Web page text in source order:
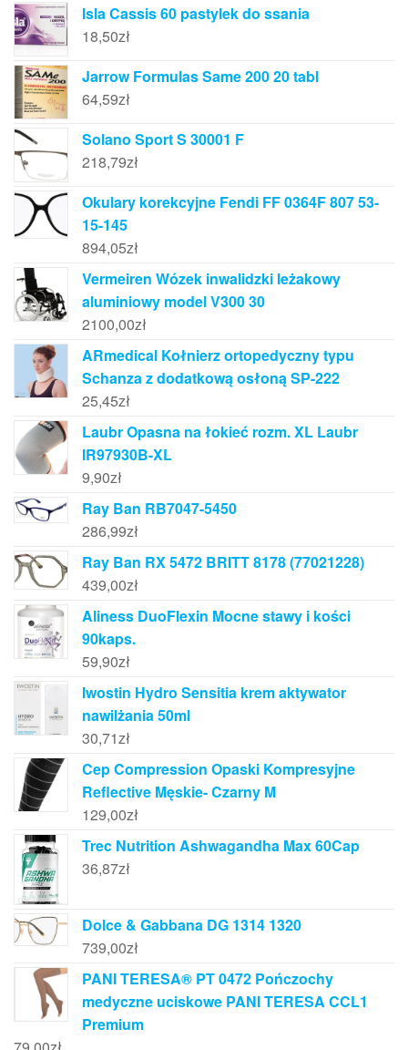
Isla Cassis 60 pastylek do ssania
18,50zł
Jarrow Formulas Same 200 20 tabl
64,59zł
Solano Sport S 30001 F
218,79zł
Okulary korekcyjne Fendi FF 0364F 807 53-
15-145
894,05zł
Vermeiren Wózek inwalidzki leżakowy
aluminiowy model V300 30
2100,00zł
ARmedical Kołnierz ortopedyczny typu
Schanza z dodatkową osłoną SP-222
25,45zł
Laubr Opasna na łokieć rozm. XL Laubr
IR97930B-XL
9,90zł
Ray Ban RB7047-5450
286,99zł
Ray Ban RX 5472 BRITT 8178 (77021228)
439,00zł
Aliness DuoFlexin Mocne stawy i kości
90kaps.
59,90zł
Iwostin Hydro Sensitia krem aktywator
nawilżania 50ml
30,71zł
Cep Compression Opaski Kompresyjne
Reflective Męskie- Czarny M
129,00zł
Trec Nutrition Ashwagandha Max 60Cap
36,87zł
Dolce & Gabbana DG 1314 1320
739,00zł
PANI TERESA® PT 0472 Pończochy
medyczne uciskowe PANI TERESA CCL1
Premium